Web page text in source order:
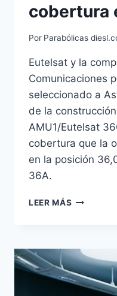
cobertura
Por Parabólicas
Eutelsat y la
Comunicaciones
seleccionado a
de la
AMU1/Eutelsat
cobertura que la
en la posición
36A.
LEER MÁS EUTELSAT
EN
RUSIA